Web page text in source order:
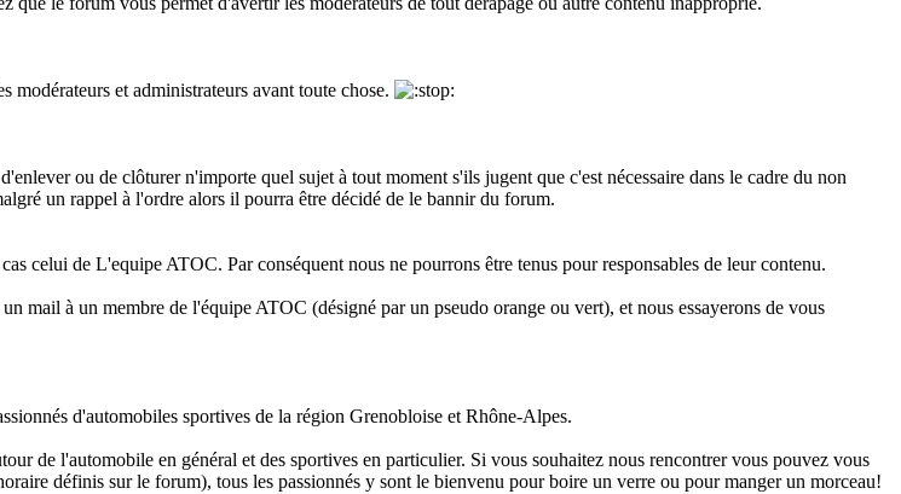
et administrateurs avant toute chose.
ou de clôturer n'importe quel sujet à tout moment s'ils jugent que c'est nécessaire dans le cadre du non
un rappel à l'ordre alors il pourra être décidé de le bannir du forum.
celui de L'equipe ATOC. Par conséquent nous ne pourrons être tenus pour responsables de leur contenu.
mail à un membre de l'équipe ATOC (désigné par un pseudo orange ou vert), et nous essayerons de vous
d'automobiles sportives de la région Grenobloise et Rhône-Alpes.
de l'automobile en général et des sportives en particulier. Si vous souhaitez nous rencontrer vous pouvez vous
définis sur le forum), tous les passionnés y sont le bienvenu pour boire un verre ou pour manger un morceau!